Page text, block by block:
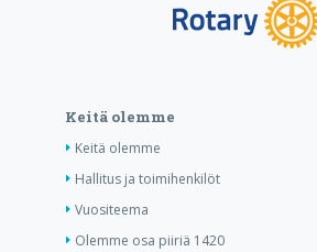
Keitä olemme
Keitä olemme
Hallitus ja toimihenkilöt
Vuositeema
Olemme osa piiriä 1420